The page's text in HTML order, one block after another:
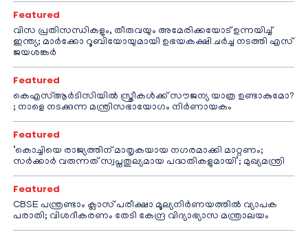
Featured
വിസ പ്രതിസന്ധികളും, തീരുവയും അമേരിക്കയോട് ഉന്നയിച്ച്
ഇന്ത്യ; മാർക്കോ റൂബിയോയുമായി ഉഭയകക്ഷി ചർച്ച നടത്തി എസ്
ജയശങ്കർ
Featured
കെഎസ്ആർടിസിയിൽ സ്ത്രീകൾക്ക് സൗജന്യ യാത്ര ഉണ്ടാകുമോ?
; നാളെ നടക്കുന്ന മന്ത്രിസഭായോഗം നിർണായകം
Featured
‘കൊച്ചിയെ രാജ്യത്തിന് മാതൃകയായ നഗരമാക്കി മാറ്റണം;
സർക്കാർ വരുന്നത് സ്വപ്നതുല്യമായ പദ്ധതികളുമായി’; മുഖ്യമന്ത്രി
Featured
CBSE പന്ത്രണ്ടാം ക്ലാസ് പരീക്ഷാ മൂല്യനിർണയത്തിൽ വ്യാപക
പരാതി; വിശദീകരണം തേടി കേന്ദ്ര വിദ്യാഭ്യാസ മന്ത്രാലയം